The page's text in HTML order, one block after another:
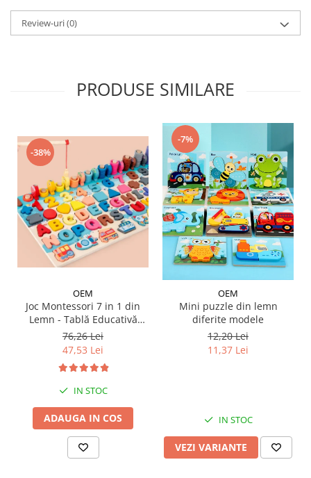
Review-uri(0)
PRODUSE SIMILARE
-38%
OEM
Joc Montessori 7 in 1 din
Lemn - Tablă Educativă
Logaritmică
76,26 Lei
47,53 Lei
IN STOC
ADAUGA IN COS
-7%
OEM
Mini puzzle din lemn
diferite modele
12,20 Lei
11,37 Lei
IN STOC
VEZI VARIANTE